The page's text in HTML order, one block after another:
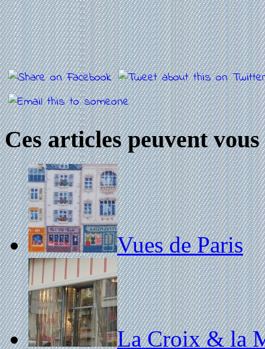
Ces articles peuvent
Vues de Paris
La Croix & la